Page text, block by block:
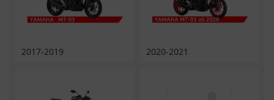
2017-2019 2020-2021